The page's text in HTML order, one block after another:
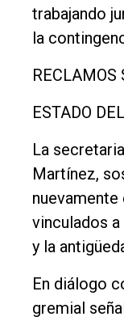
trabajando
la
RECLAMOS
ESTADO
La
Martínez,
vinculados
y la
En diálogo
gremial